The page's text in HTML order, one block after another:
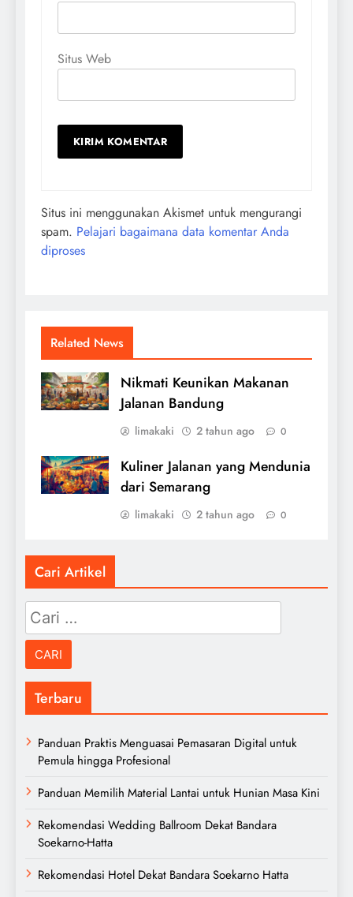
Situs Web
Situs ini menggunakan Akismet untuk mengurangi
spam. Pelajari bagaimana data komentar Anda
diproses
Related News
Nikmati Keunikan Makanan
Jalanan Bandung
limakaki 2 tahun ago 0
Kuliner Jalanan yang Mendunia
dari Semarang
limakaki 2 tahun ago 0
Cari Artikel
Cari
untuk:
Terbaru
Panduan Praktis Menguasai Pemasaran Digital untuk
Pemula hingga Profesional
Panduan Memilih Material Lantai untuk Hunian Masa Kini
Rekomendasi Wedding Ballroom Dekat Bandara
Soekarno-Hatta
Rekomendasi Hotel Dekat Bandara Soekarno Hatta